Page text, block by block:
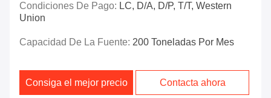
Condiciones De Pago: LC, D/A, D/P, T/T, Western
Union
Capacidad De La Fuente: 200 Toneladas Por Mes
Consiga el mejor precio Contacta ahora